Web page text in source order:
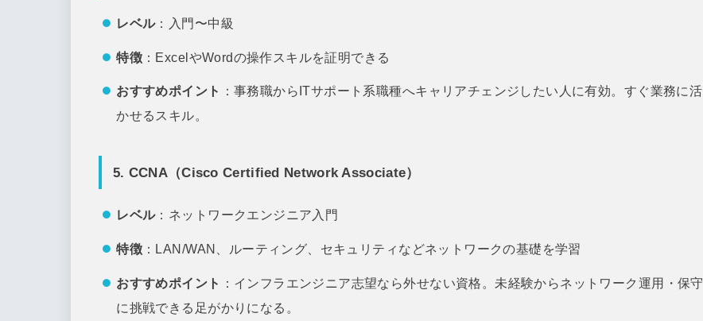
レベル：入門〜中級
特徴 ：ExcelやWordの操作スキルを証明できる
おすすめポイント
：事務職からITサポート系職種へキャリアチェンジしたい人に有効。すぐ業務に活
かせるスキル。
5. CCNA（Cisco Certified Network Associate）
レベル：ネットワークエンジニア入門
特徴 ：LAN/WAN、ルーティング、セキュリティなどネットワークの基礎を学習
おすすめポイント
：インフラエンジニア志望なら外せない資格。未経験からネットワーク運用・保守
に挑戦できる足がかりになる。